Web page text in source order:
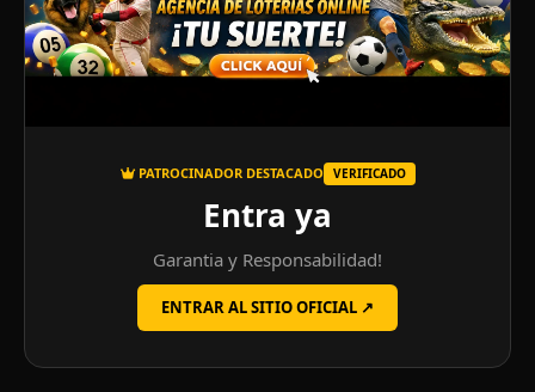
PATROCINADOR DESTACADO VERIFICADO
Entra ya
Garantia y Responsabilidad!
ENTRAR AL SITIO OFICIAL ↗